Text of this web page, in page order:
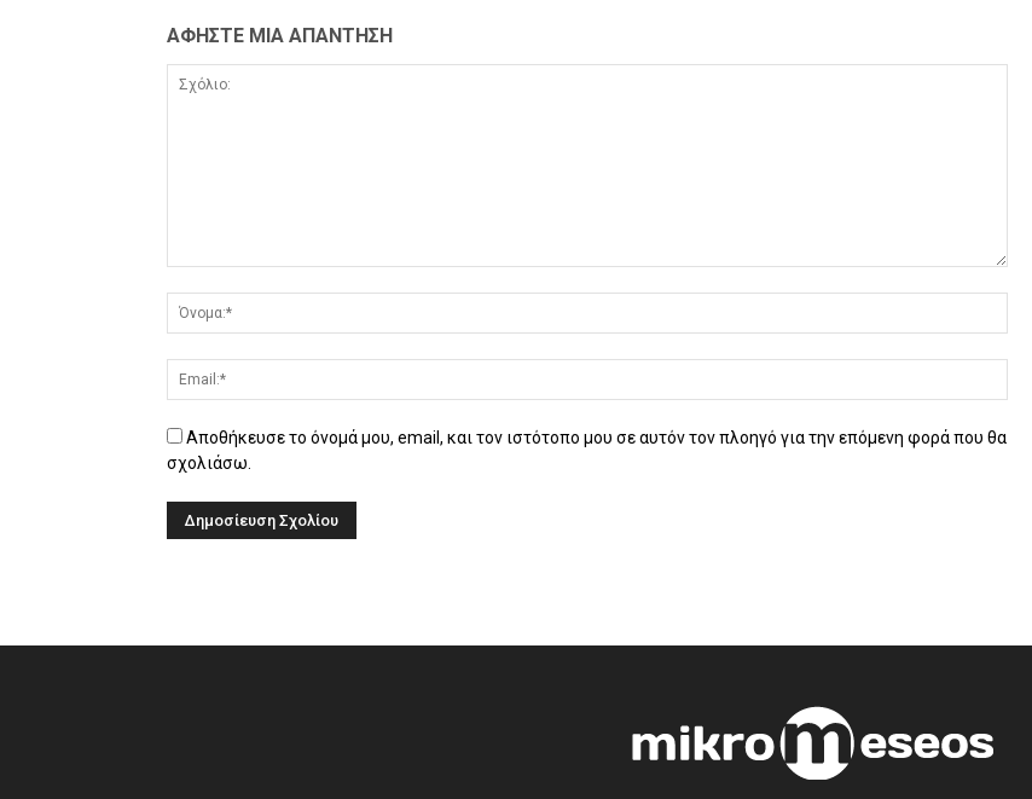
ΑΦΗΣΤΕ ΜΙΑ ΑΠΑΝΤΗΣΗ
Αποθήκευσε το όνομά μου, email, και τον ιστότοπο μου σε αυτόν τον πλοηγό για την επόμενη φορά που θα
σχολιάσω.